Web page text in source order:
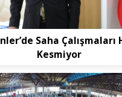
Saha Çalışmaları
Kesmiyor